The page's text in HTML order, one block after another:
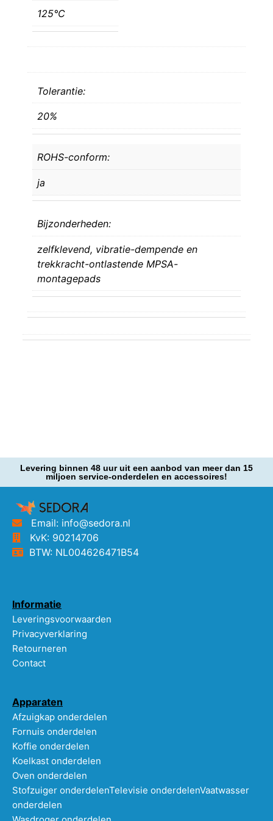
125°C
Tolerantie:
20%
ROHS-conform:
ja
Bijzonderheden:
zelfklevend, vibratie-dempende en
trekkracht-ontlastende MPSA-
montagepads
Levering binnen 48 uur uit een aanbod van meer dan 15
miljoen service-onderdelen en accessoires!
Email: info@sedora.nl
KvK: 90214706
BTW: NL004626471B54
Informatie
Leveringsvoorwaarden
Privacyverklaring
Retourneren
Contact
Apparaten
Afzuigkap onderdelen
Fornuis onderdelen
Koffie onderdelen
Koelkast onderdelen
Oven onderdelen
Stofzuiger onderdelenTelevisie onderdelenVaatwasser
onderdelen